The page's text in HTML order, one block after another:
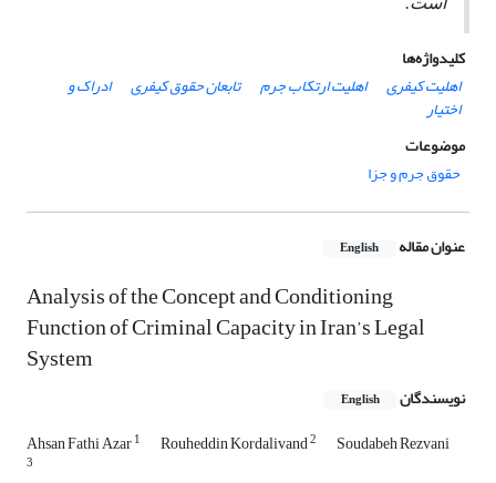
کلیدواژه‌ها
اهلیت کیفری
اهلیت ارتکاب جرم تابعان حقوق کیفری ادراک و
اختیار
موضوعات
حقوق جرم و جزا
عنوان مقاله English
Analysis of the Concept and Conditioning
Function of Criminal Capacity in Iran’s Legal
System
نویسندگان English
Ahsan Fathi Azar1 Rouheddin Kordalivand2 Soudabeh Rezvani
3